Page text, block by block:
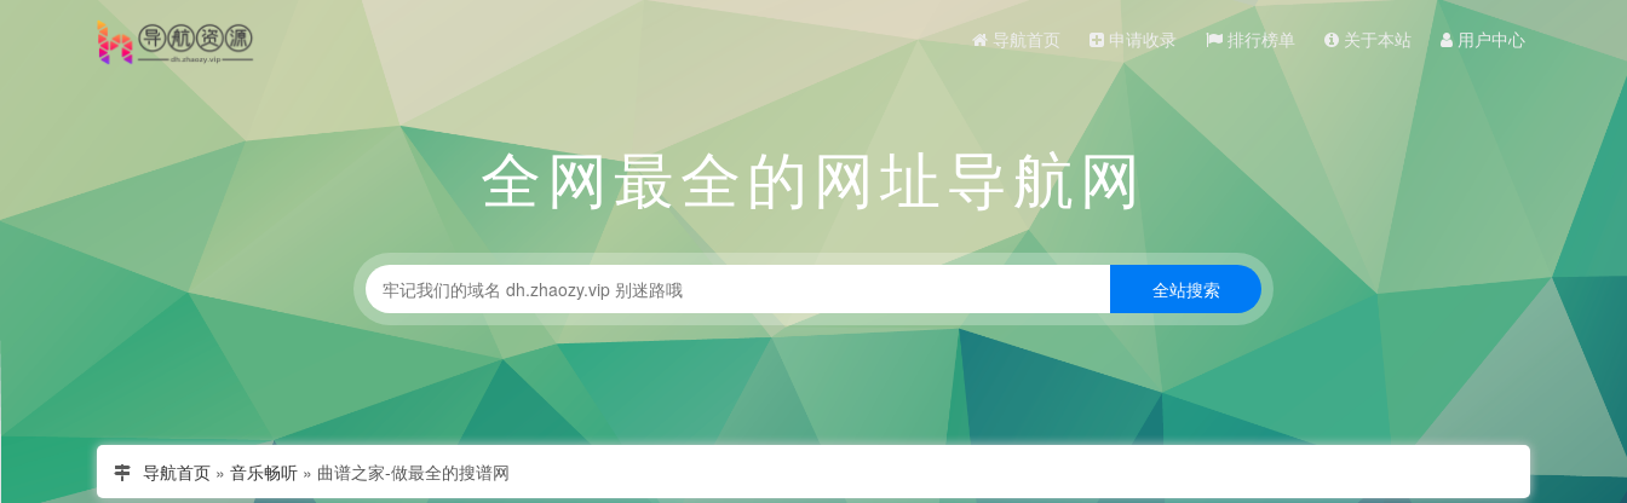
导航首页 申请收录 排行榜单 关于本站 用户中心
全网最全的网址导航网
导航首页 » 音乐畅听 » 曲谱之家-做最全的搜谱网